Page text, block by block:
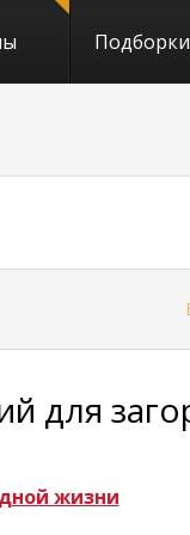
Подборки
для
жизни